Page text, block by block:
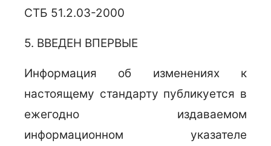
СТБ 51.2.03-2000
5. ВВЕДЕН ВПЕРВЫЕ
Информация об изменениях к
настоящему стандарту публикуется в
ежегодно издаваемом
информационном указателе